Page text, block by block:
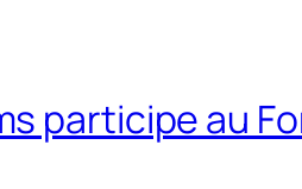
participe au